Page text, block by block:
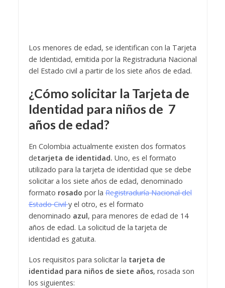
Los menores de edad, se identifican con la Tarjeta
de Identidad, emitida por la Registraduria Nacional
del Estado civil a partir de los siete años de edad.
¿Cómo solicitar la Tarjeta de
Identidad para niños de 7
años de edad?
En Colombia actualmente existen dos formatos
detarjeta de identidad. Uno, es el formato
utilizado para la tarjeta de identidad que se debe
solicitar a los siete años de edad, denominado
formato rosado por laRegistraduría Nacional del
Estado Civily el otro, es el formato
denominado azul, para menores de edad de 14
años de edad. La solicitud de la tarjeta de
identidad es gatuita.
Los requisitos para solicitar la tarjeta de
identidad para niños de siete años, rosada son
los siguientes: